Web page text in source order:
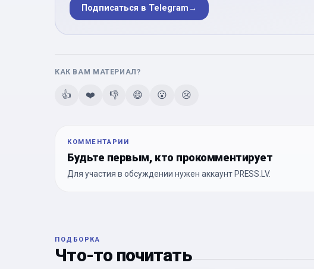
Подписаться в Telegram→
КАК ВАМ МАТЕРИАЛ?
👍 ❤️ 👎 😄 😮 😢
КОММЕНТАРИИ
Будьте первым, кто прокомментирует
Для участия в обсуждении нужен аккаунт PRESS.LV.
ПОДБОРКА
Что-то почитать